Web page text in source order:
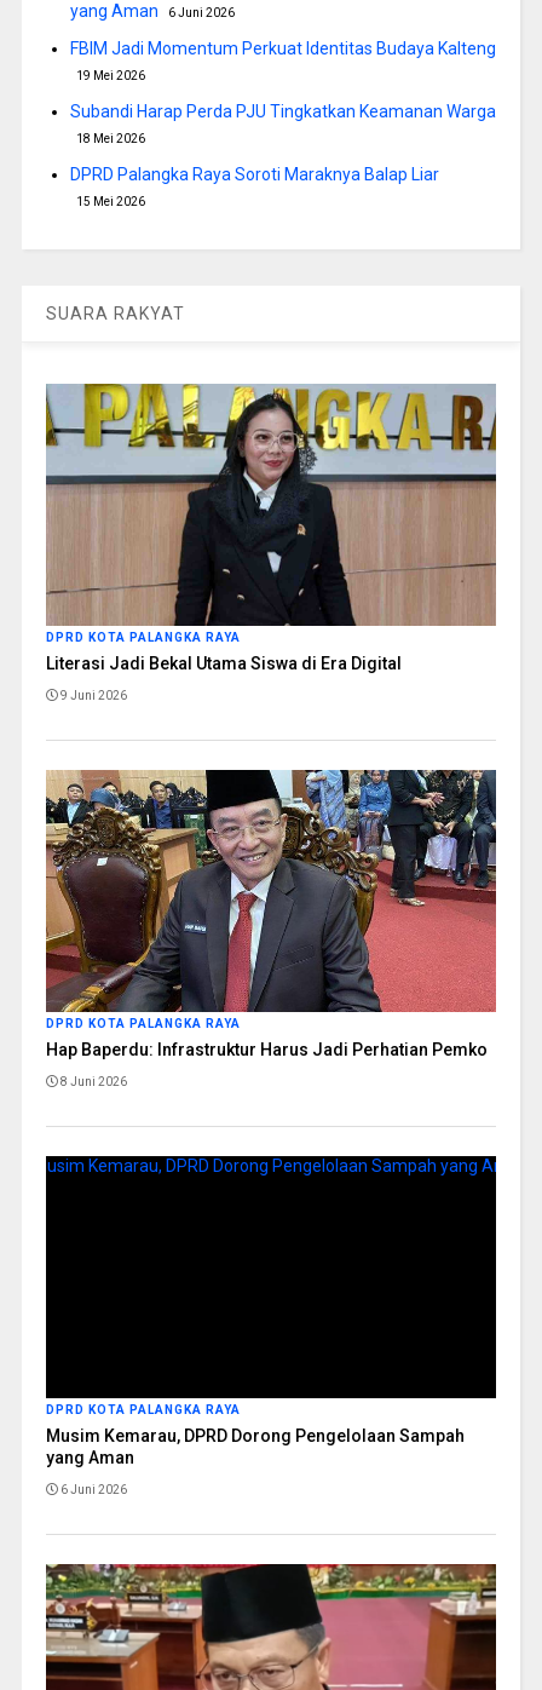
yang Aman 6 Juni 2026
FBIM Jadi Momentum Perkuat Identitas Budaya Kalteng
19 Mei 2026
Subandi Harap Perda PJU Tingkatkan Keamanan Warga
18 Mei 2026
DPRD Palangka Raya Soroti Maraknya Balap Liar
15 Mei 2026
SUARA RAKYAT
DPRD KOTA PALANGKA RAYA
Literasi Jadi Bekal Utama Siswa di Era Digital
9 Juni 2026
DPRD KOTA PALANGKA RAYA
Hap Baperdu: Infrastruktur Harus Jadi Perhatian Pemko
8 Juni 2026
DPRD KOTA PALANGKA RAYA
Musim Kemarau, DPRD Dorong Pengelolaan Sampah
yang Aman
6 Juni 2026